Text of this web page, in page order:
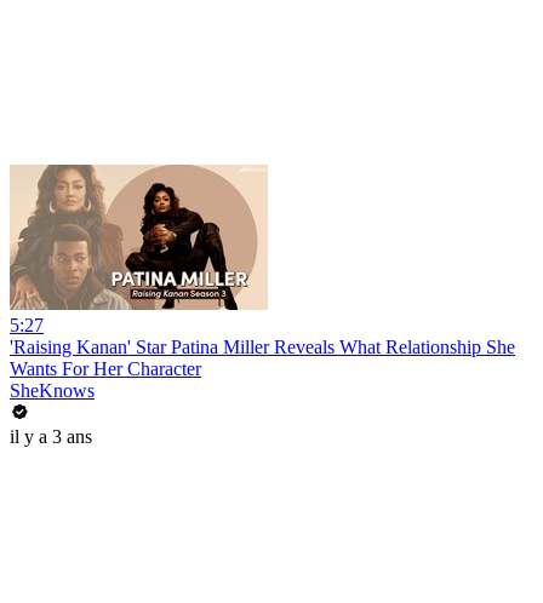
5:27
'Raising Kanan' Star Patina Miller Reveals What Relationship She
Wants For Her Character
SheKnows
il y a 3 ans